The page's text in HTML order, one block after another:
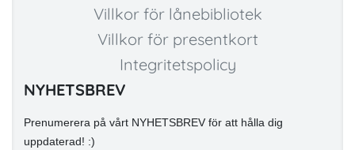
Villkor för lånebibliotek
Villkor för presentkort
Integritetspolicy
NYHETSBREV
Prenumerera på vårt NYHETSBREV för att hålla dig
uppdaterad! :)